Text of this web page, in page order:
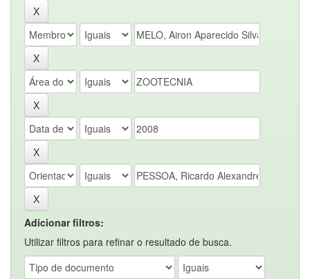
Adicionar filtros:
Utilizar filtros para refinar o resultado de busca.